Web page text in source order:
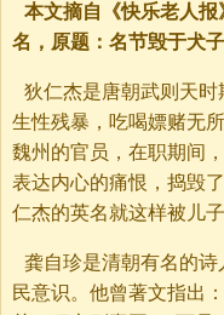
本文摘自《快乐老人报
名，原题：名节毁于犬
狄仁杰是唐朝武则天
生性残暴，吃喝嫖赌无
魏州的官员，在职期间
表达内心的痛恨，捣毁
仁杰的英名就这样被儿子
龚自珍是清朝有名的
民意识。他曾著文指出